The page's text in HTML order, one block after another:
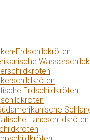
Erdschildkröten
Erdschildkröten
Landschildkröten